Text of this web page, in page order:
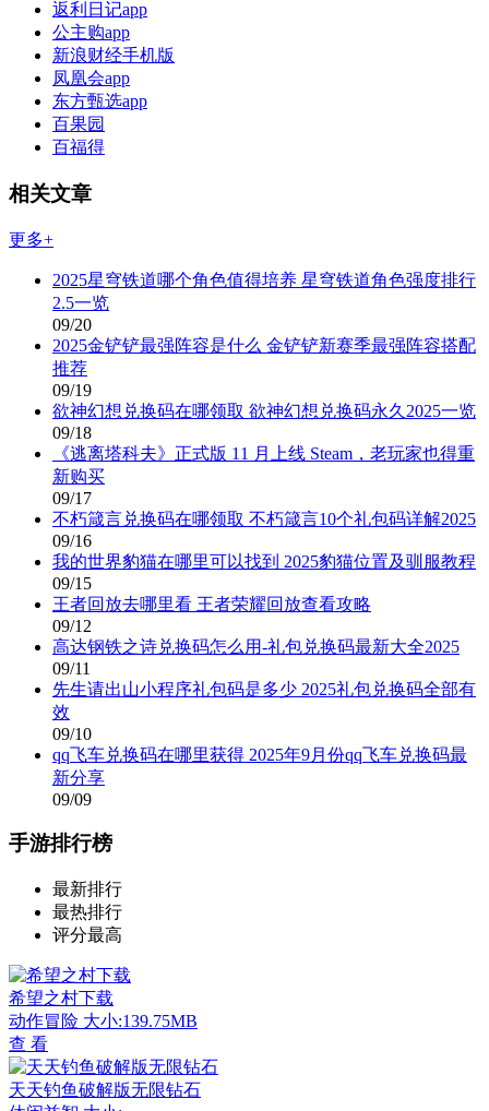
返利日记app
公主购app
新浪财经手机版
凤凰会app
东方甄选app
百果园
百福得
相关文章
更多+
2025星穹铁道哪个角色值得培养 星穹铁道角色强度排行
2.5一览
09/20
2025金铲铲最强阵容是什么 金铲铲新赛季最强阵容搭配
推荐
09/19
欲神幻想兑换码在哪领取 欲神幻想兑换码永久2025一览
09/18
《逃离塔科夫》正式版 11 月上线 Steam，老玩家也得重
新购买
09/17
不朽箴言兑换码在哪领取 不朽箴言10个礼包码详解2025
09/16
我的世界豹猫在哪里可以找到 2025豹猫位置及驯服教程
09/15
王者回放去哪里看 王者荣耀回放查看攻略
09/12
高达钢铁之诗兑换码怎么用-礼包兑换码最新大全2025
09/11
先生请出山小程序礼包码是多少 2025礼包兑换码全部有
效
09/10
qq飞车兑换码在哪里获得 2025年9月份qq飞车兑换码最
新分享
09/09
手游排行榜
最新排行
最热排行
评分最高
希望之村下载
动作冒险 大小:139.75MB
查 看
天天钓鱼破解版无限钻石